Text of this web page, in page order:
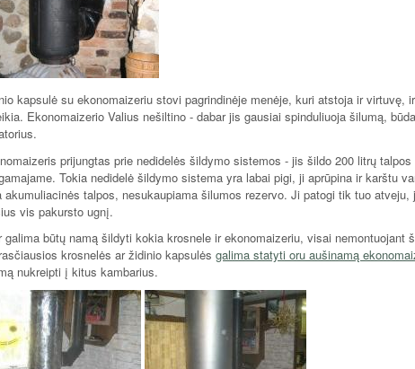
kapsulė su ekonomaizeriu stovi pagrindinėje menėje, kuri atstoja ir virtuvę,
Ekonomaizerio Valius nešiltino - dabar jis gausiai spinduliuoja šilumą,
prijungtas prie nedidelės šildymo sistemos - jis šildo 200 litrų
Tokia nedidelė šildymo sistema yra labai pigi, ji aprūpina ir karštu
akumuliacinės talpos, nesukaupiama šilumos rezervo. Ji patogi tik tuo
vis pakursto ugnį.
galima būtų namą šildyti kokia krosnele ir ekonomaizeriu, visai nemontuojant
krosnelės ar židinio kapsulės galima statyti oru aušinamą
nukreipti į kitus kambarius.